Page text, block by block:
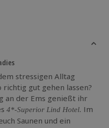
stressigen Alltag
richtig gut gehen lassen?
an der Ems genießt ihr
4*-Superior Lind Hotel. Im
Saunen und ein